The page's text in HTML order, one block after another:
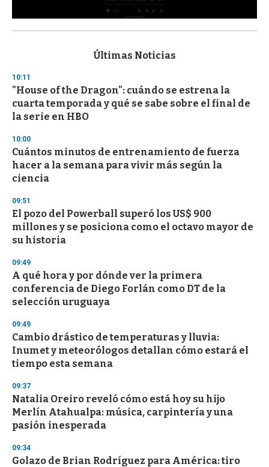
s
d
s
o
f
3
s
e
c
o
n
Últimas Noticias
10:11
"House of the Dragon": cuándo se estrena la
cuarta temporada y qué se sabe sobre el final de
la serie en HBO
10:00
Cuántos minutos de entrenamiento de fuerza
hacer a la semana para vivir más según la
ciencia
09:51
El pozo del Powerball superó los US$ 900
millones y se posiciona como el octavo mayor de
su historia
09:49
A qué hora y por dónde ver la primera
conferencia de Diego Forlán como DT de la
selección uruguaya
09:49
Cambio drástico de temperaturas y lluvia:
Inumet y meteorólogos detallan cómo estará el
tiempo esta semana
09:37
Natalia Oreiro reveló cómo está hoy su hijo
Merlín Atahualpa: música, carpintería y una
pasión inesperada
09:34
Golazo de Brian Rodríguez para América: tiro